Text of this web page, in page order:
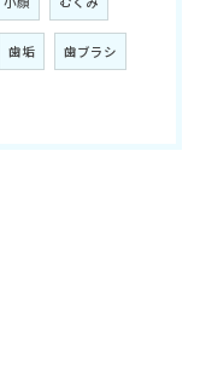
歯垢 歯ブラシ